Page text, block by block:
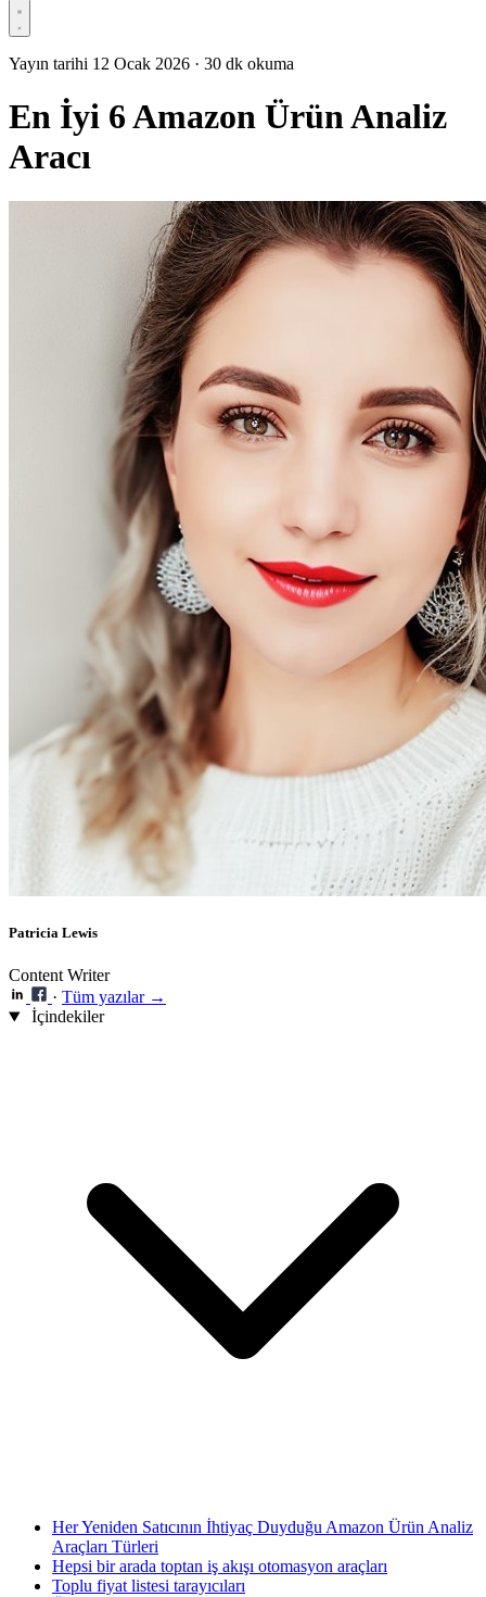
Yayın tarihi 12 Ocak 2026 · 30 dk okuma
En İyi 6 Amazon Ürün Analiz
Aracı
Patricia Lewis
Content Writer
· Tüm yazılar →
İçindekiler
Her Yeniden Satıcının İhtiyaç Duyduğu Amazon Ürün Analiz
Araçları Türleri
Hepsi bir arada toptan iş akışı otomasyon araçları
Toplu fiyat listesi tarayıcıları